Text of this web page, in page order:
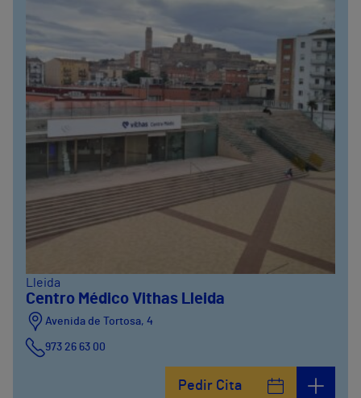
Lleida
Centro Médico Vithas Lleida
Avenida de Tortosa, 4
973 26 63 00
Pedir Cita